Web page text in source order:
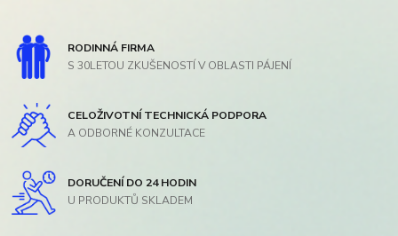
RODINNÁ FIRMA
S 30LETOU ZKUŠENOSTÍ V OBLASTI PÁJENÍ
CELOŽIVOTNÍ TECHNICKÁ PODPORA
A ODBORNÉ KONZULTACE
DORUČENÍ DO 24 HODIN
U PRODUKTŮ SKLADEM